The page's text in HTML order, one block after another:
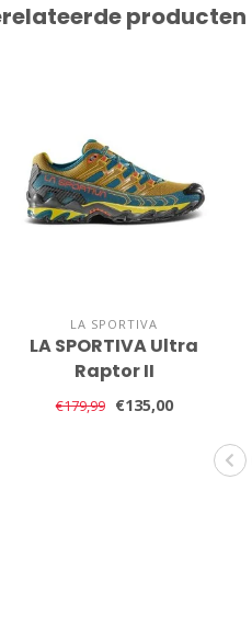
producten
LA SPORTIVA
LA SPORTIVA Ultra
Raptor II
€179,99 €135,00